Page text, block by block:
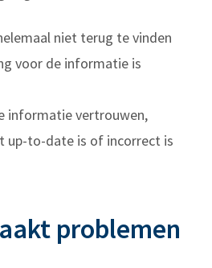
niet terug te vinden
voor de informatie is
informatie vertrouwen,
up-to-date is of incorrect is
problemen